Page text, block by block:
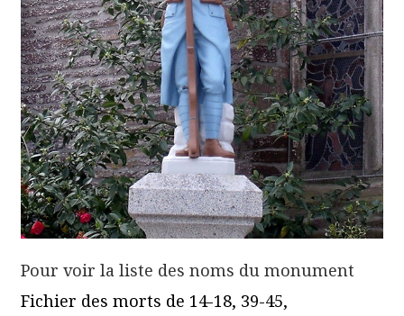
Pour voir la liste des noms du monument
Fichier des morts de 14-18, 39-45,